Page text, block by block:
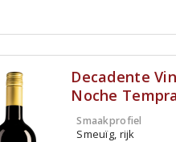
Decadente
Noche
Smaakprofiel
Smeuïg, rijk